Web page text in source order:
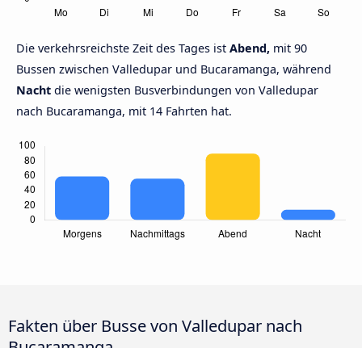
Die verkehrsreichste Zeit des Tages ist Abend, mit 90
Bussen zwischen Valledupar und Bucaramanga, während
Nacht die wenigsten Busverbindungen von Valledupar
nach Bucaramanga, mit 14 Fahrten hat.
Fakten über Busse von Valledupar nach